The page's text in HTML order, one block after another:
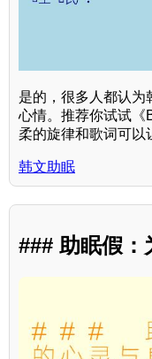
是的，很多人都认为
心情。推荐你试试《
柔的旋律和歌词可以
韩文助眠
### 助眠假：